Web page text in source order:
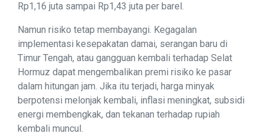
Rp1,16 juta sampai Rp1,43 juta per barel.
Namun risiko tetap membayangi. Kegagalan
implementasi kesepakatan damai, serangan baru di
Timur Tengah, atau gangguan kembali terhadap Selat
Hormuz dapat mengembalikan premi risiko ke pasar
dalam hitungan jam. Jika itu terjadi, harga minyak
berpotensi melonjak kembali, inflasi meningkat, subsidi
energi membengkak, dan tekanan terhadap rupiah
kembali muncul.